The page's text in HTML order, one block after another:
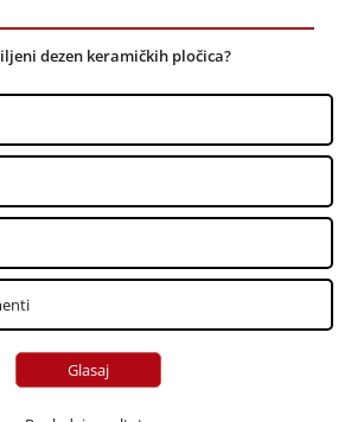
dezen keramičkih pločica?